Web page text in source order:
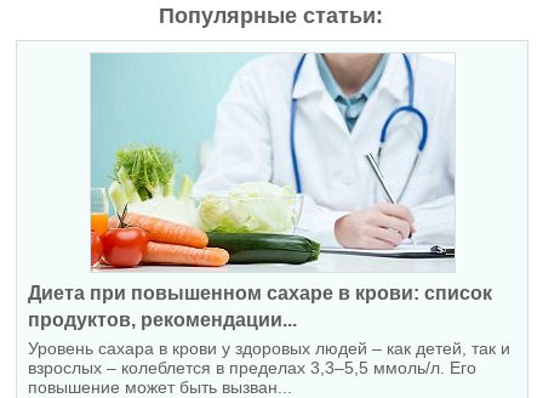
Популярные статьи:
Диета при повышенном сахаре в крови: список
продуктов, рекомендации...
Уровень сахара в крови у здоровых людей – как детей, так и
взрослых – колеблется в пределах 3,3–5,5 ммоль/л. Его
повышение может быть вызван...